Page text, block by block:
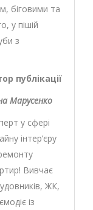
біговими та
у пішій
з
публікації
Марусенко
у сфері
інтер’єру
Вивчає
ЖК,
із